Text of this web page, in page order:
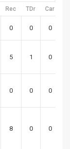
Rec TDr Car
0 0 0
5 1 0
0 0 0
8 0 0